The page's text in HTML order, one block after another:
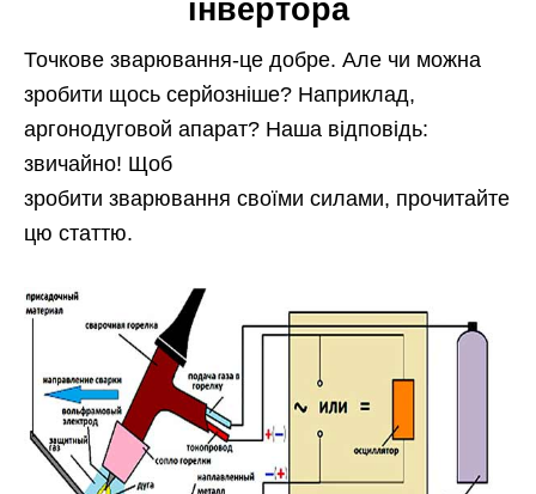
інвертора
Точкове зварювання-це добре. Але чи можна
зробити щось серйозніше? Наприклад,
аргонодуговой апарат? Наша відповідь:
звичайно! Щоб
зробити зварювання своїми силами, прочитайте
цю статтю.